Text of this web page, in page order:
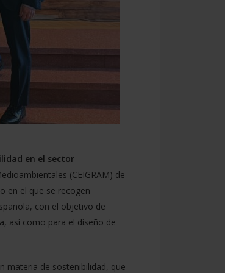
en el sector
(CEIGRAM) de
en el que se recogen
con el objetivo de
así como para el diseño de
materia de sostenibilidad, que